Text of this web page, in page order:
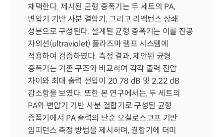
채택한다. 제시된 균형 증폭기는 두 세트의 PA,
변압기 기반 사분 결합기, 그리고 리액턴스 상쇄
성분으로 구성된다. 설계된 균형 증폭기는 이를 진공
자외선(ultraviolet) 플라즈마 램프 시스템에
적용하여 검증하였다. 측정 결과, 제안된 균형
증폭기는 기존 구조와 비교하여 각각 출력 전압
차이와 최대 출력 전압이 20.78 dB 및 2.22 dB
감소함을 보였다. 또한 본 연구에서는, 두 세트의
PA와 변압기 기반 사분 결합기로 구성된 균형
증폭기에서 PA 출력의 단순 오실로스코프 기반
임피던스 측정 방법을 제시하며, 결합기에 더미